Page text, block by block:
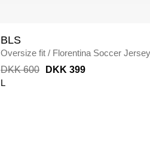
BLS
Oversize fit / Florentina Soccer Jersey
DKK 600
DKK 399
L